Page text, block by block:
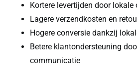
Kortere levertijden door lokale
Lagere verzendkosten en
Hogere conversie dankzij
Betere klantondersteuning
communicatie